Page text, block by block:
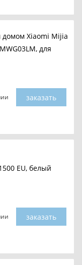
Xiaomi Mijia
для
заказать
EU, белый
заказать